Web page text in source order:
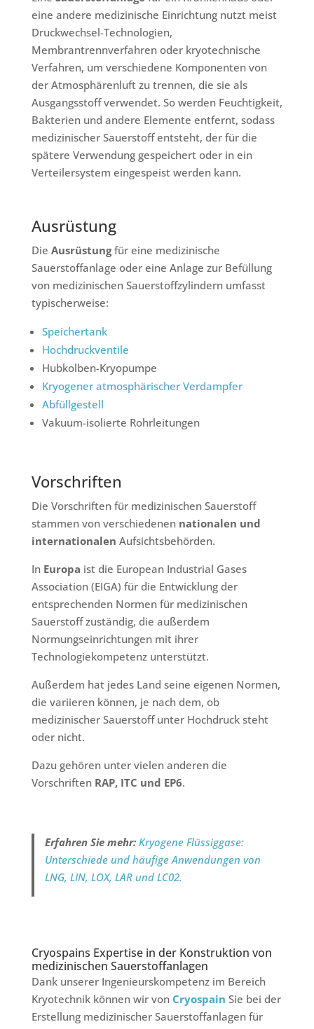
eine andere medizinische Einrichtung nutzt meist
Druckwechsel-Technologien,
Membrantrennverfahren oder kryotechnische
Verfahren, um verschiedene Komponenten von
der Atmosphärenluft zu trennen, die sie als
Ausgangsstoff verwendet. So werden Feuchtigkeit,
Bakterien und andere Elemente entfernt, sodass
medizinischer Sauerstoff entsteht, der für die
spätere Verwendung gespeichert oder in ein
Verteilersystem eingespeist werden kann.
Ausrüstung
Die Ausrüstungfür eine medizinische
Sauerstoffanlage oder eine Anlage zur Befüllung
von medizinischen Sauerstoffzylindern umfasst
typischerweise:
Speichertank
Hochdruckventile
Hubkolben-Kryopumpe
Kryogener atmosphärischer Verdampfer
Abfüllgestell
Vakuum-isolierte Rohrleitungen
Vorschriften
Die Vorschriften für medizinischen Sauerstoff
stammen von verschiedenen nationalen und
internationalen Aufsichtsbehörden.
In Europa ist die European Industrial Gases
Association (EIGA) für die Entwicklung der
entsprechenden Normen für medizinischen
Sauerstoff zuständig, die außerdem
Normungseinrichtungen mit ihrer
Technologiekompetenz unterstützt.
Außerdem hat jedes Land seine eigenen Normen,
die variieren können, je nach dem, ob
medizinischer Sauerstoff unter Hochdruck steht
oder nicht.
Dazu gehören unter vielen anderen die
Vorschriften RAP, ITC und EP6.
Erfahren Sie mehr: Kryogene Flüssiggase:
Unterschiede und häufige Anwendungen von
LNG, LIN, LOX, LAR und LC02.
Cryospains Expertise in der Konstruktion von
medizinischen Sauerstoffanlagen
Dank unserer Ingenieurskompetenz im Bereich
Kryotechnik können wir von Cryospain Sie bei der
Erstellung medizinischer Sauerstoffanlagen für